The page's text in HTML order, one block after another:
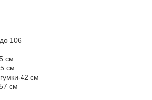
106
см
см
42 см
57 см